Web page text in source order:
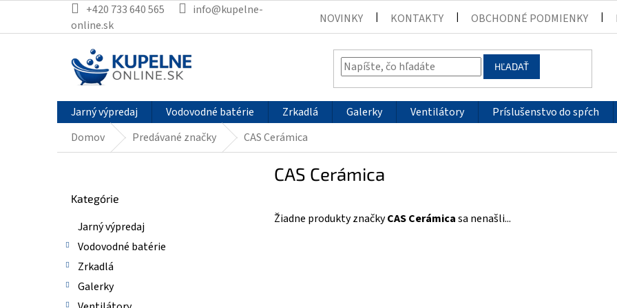
obsah
+420 733 640 565
info@kupelne-
online.sk
NOVINKY KONTAKTY OBCHODNÉ PODMIENKY
HĽADAŤ
Jarný výpredaj Vodovodné batérie Zrkadlá Galerky Ventilátory Príslušenstvo do spŕch
Domov
Predávané značky CAS Cerámica
kategórie
Kategórie
Jarný výpredaj
Vodovodné batérie
Zrkadlá
Galerky
CAS Cerámica
Žiadne produkty značkyCAS Cerámicasa nenašli...